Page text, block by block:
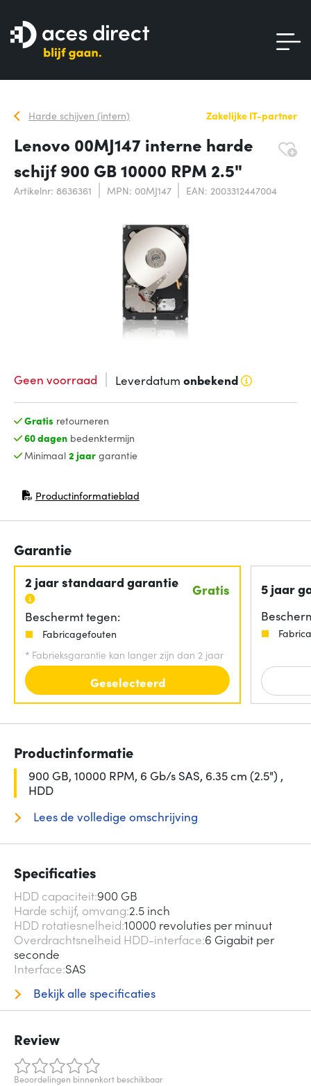
Harde schijven (intern) Zakelijke IT-partner
Lenovo 00MJ147 interne harde
schijf 900 GB 10000 RPM 2.5"
Artikelnr: 8636361 MPN: 00MJ147 EAN: 2003312447004
Geen voorraad Leverdatum onbekend
Gratis retourneren
60 dagenbedenktermijn
Minimaal 2 jaargarantie
Productinformatieblad
(opent in nieuw venster)
Garantie
2 jaar standaard garantie Gratis
Beschermt tegen:
Fabricagefouten
* Fabrieksgarantie kan langer zijn dan 2 jaar
Geselecteerd
5 jaar
Productinformatie
900 GB, 10000 RPM, 6 Gb/s SAS, 6.35 cm (2.5") ,
HDD
Lees de volledige omschrijving
Specificaties
HDD capaciteit 900 GB
Harde schijf, omvang 2.5 inch
HDD rotatiesnelheid 10000 revoluties per minuut
Overdrachtsnelheid HDD-interface 6 Gigabit per
seconde
Interface SAS
Bekijk alle specificaties
Review
Beoordelingen binnenkort beschikbaar